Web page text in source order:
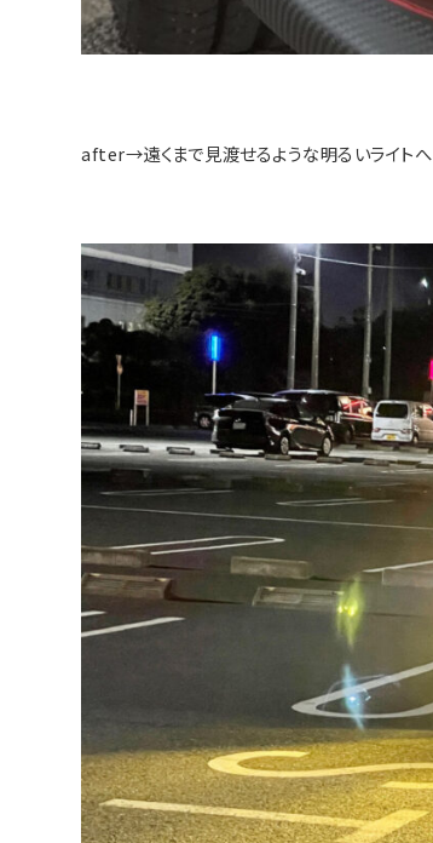
after→遠くまで見渡せるような明るいライトへ